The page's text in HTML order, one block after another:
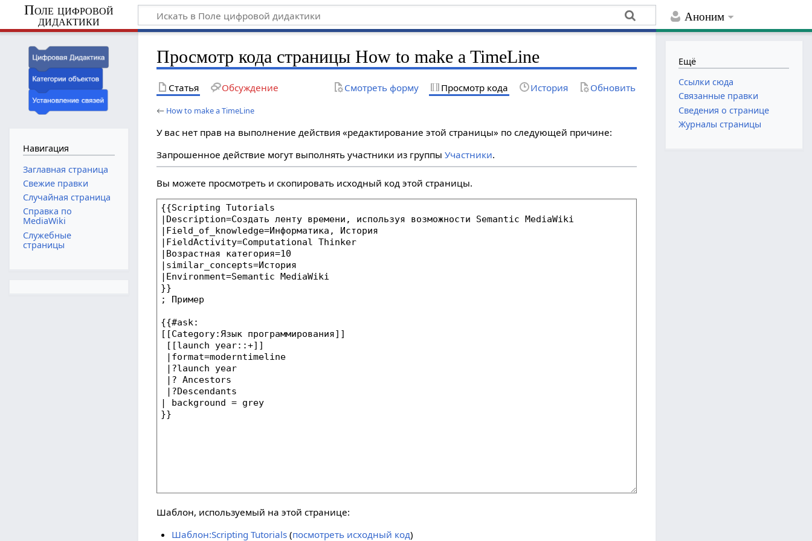
Аноним
Поле цифровой
дидактики
Просмотр кода страницы How to make a TimeLine
Статья Обсуждение Смотреть форму Просмотр кода История Обновить
← How to make a TimeLine
У вас нет прав на выполнение действия «редактирование этой страницы» по следующей причине:
Запрошенное действие могут выполнять участники из группыУчастники.
Вы можете просмотреть и скопировать исходный код этой страницы.
Шаблон, используемый на этой странице:
Шаблон:Scripting Tutorials(посмотреть исходный код)
Навигация
Заглавная страница
Свежие правки
Случайная страница
Справка по
MediaWiki
Служебные
страницы
Ещё
Ссылки сюда
Связанные правки
Сведения о странице
Журналы страницы